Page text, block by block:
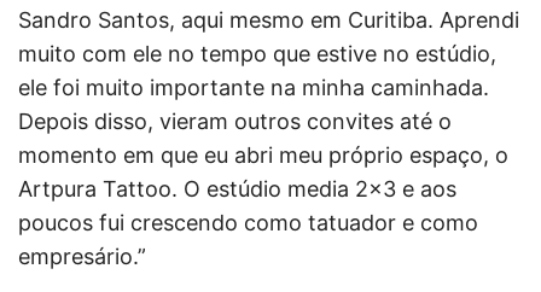
Sandro Santos, aqui mesmo em Curitiba. Aprendi
muito com ele no tempo que estive no estúdio,
ele foi muito importante na minha caminhada.
Depois disso, vieram outros convites até o
momento em que eu abri meu próprio espaço, o
Artpura Tattoo. O estúdio media 2×3 e aos
poucos fui crescendo como tatuador e como
empresário.”